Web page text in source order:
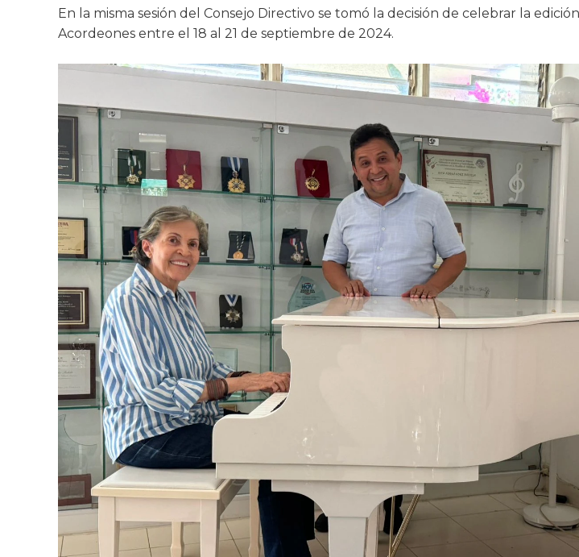
En la misma sesión del Consejo Directivo se tomó la decisión de celebrar la
Acordeones entre el 18 al 21 de septiembre de 2024.